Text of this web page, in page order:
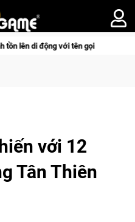
tên gọi Palworld Online
với 12
Tân Thiên